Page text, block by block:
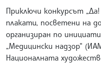
Приключи конкурсът
плакати, посветени на
организиран по
„Медицински надзор“
Националната